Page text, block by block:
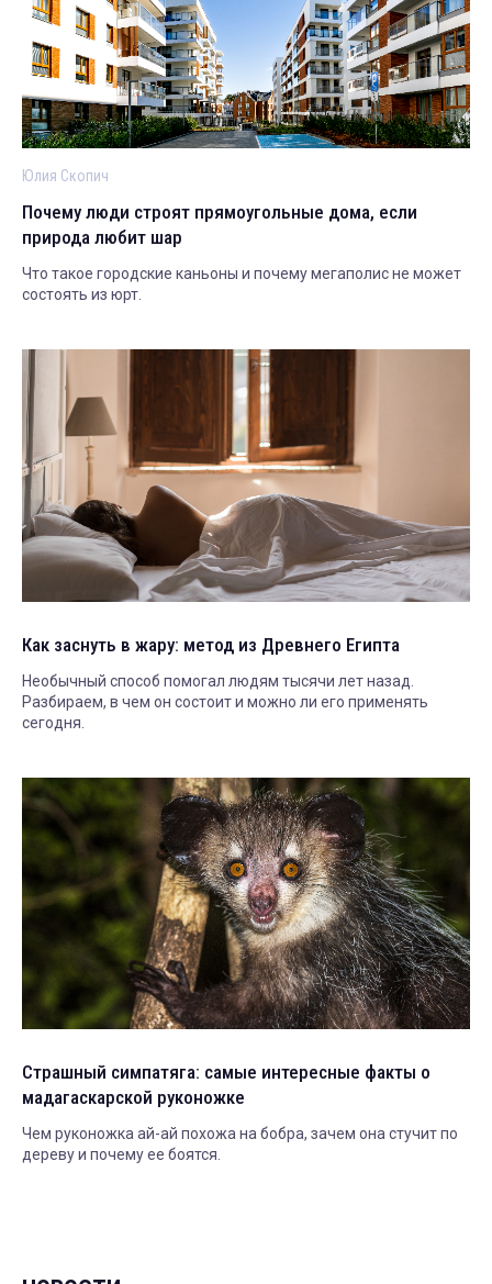
Юлия Скопич
Почему люди строят прямоугольные дома, если
природа любит шар
Что такое городские каньоны и почему мегаполис не может
состоять из юрт.
Как заснуть в жару: метод из Древнего Египта
Необычный способ помогал людям тысячи лет назад.
Разбираем, в чем он состоит и можно ли его применять
сегодня.
Страшный симпатяга: самые интересные факты о
мадагаскарской руконожке
Чем руконожка ай-ай похожа на бобра, зачем она стучит по
дереву и почему ее боятся.